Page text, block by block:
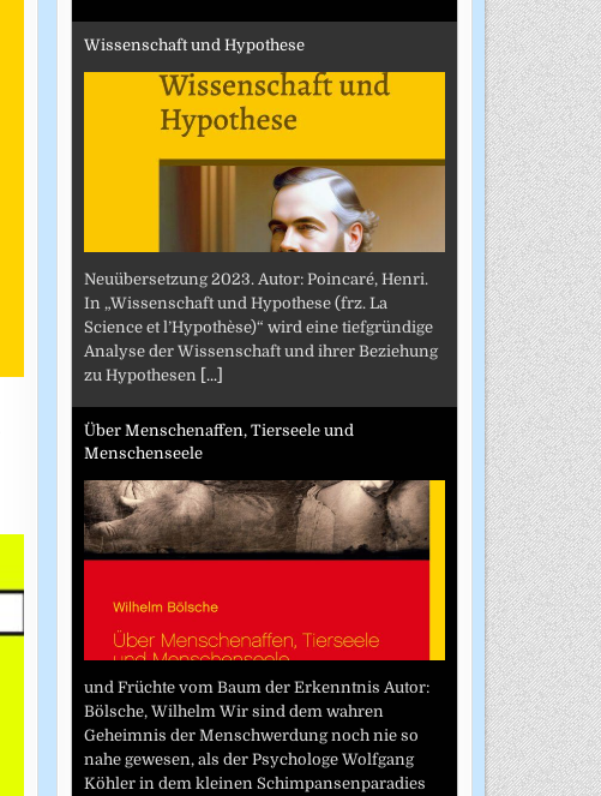
Wissenschaft und Hypothese
Neuübersetzung 2023. Autor: Poincaré, Henri.
In „Wissenschaft und Hypothese (frz. La
Science et l’Hypothèse)“ wird eine tiefgründige
Analyse der Wissenschaft und ihrer Beziehung
zu Hypothesen [...]
Über Menschenaffen, Tierseele und
Menschenseele
und Früchte vom Baum der Erkenntnis Autor:
Bölsche, Wilhelm Wir sind dem wahren
Geheimnis der Menschwerdung noch nie so
nahe gewesen, als der Psychologe Wolfgang
Köhler in dem kleinen Schimpansenparadies